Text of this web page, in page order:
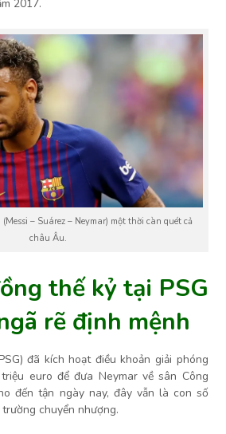
2017.
– Suárez – Neymar) một thời càn quét cả
châu Âu.
thế kỷ tại PSG
rẽ định mệnh
đã kích hoạt điều khoản giải phóng
euro để đưa Neymar về sân Công
đến tận ngày nay, đây vẫn là con số
chuyển nhượng.